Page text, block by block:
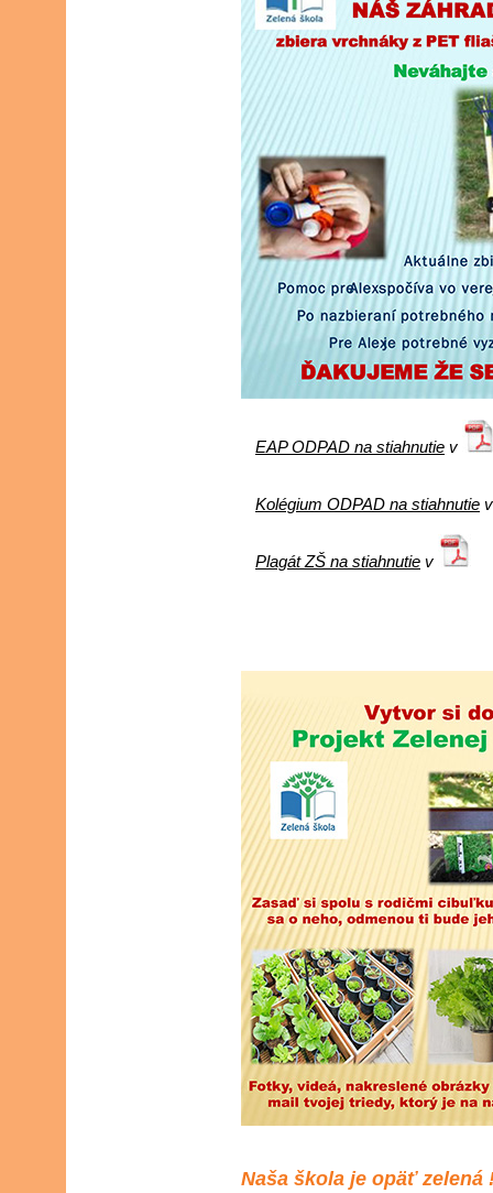
EAP ODPAD na stiahnutie v
Kolégium ODPAD na stiahnutie
Plagát ZŠ na stiahnutie v
Naša škola je opäť zelená